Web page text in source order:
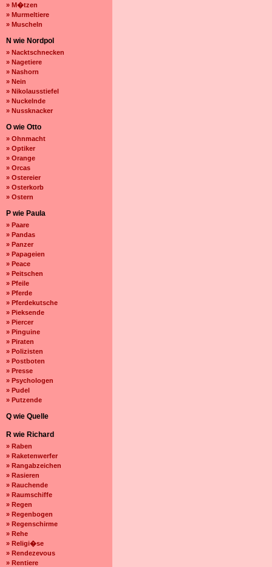
» M�tzen
» Murmeltiere
» Muscheln
N wie Nordpol
» Nacktschnecken
» Nagetiere
» Nashorn
» Nein
» Nikolausstiefel
» Nuckelnde
» Nussknacker
O wie Otto
» Ohnmacht
» Optiker
» Orange
» Orcas
» Ostereier
» Osterkorb
» Ostern
P wie Paula
» Paare
» Pandas
» Panzer
» Papageien
» Peace
» Peitschen
» Pfeile
» Pferde
» Pferdekutsche
» Pieksende
» Piercer
» Pinguine
» Piraten
» Polizisten
» Postboten
» Presse
» Psychologen
» Pudel
» Putzende
Q wie Quelle
R wie Richard
» Raben
» Raketenwerfer
» Rangabzeichen
» Rasieren
» Rauchende
» Raumschiffe
» Regen
» Regenbogen
» Regenschirme
» Rehe
» Religi�se
» Rendezevous
» Rentiere